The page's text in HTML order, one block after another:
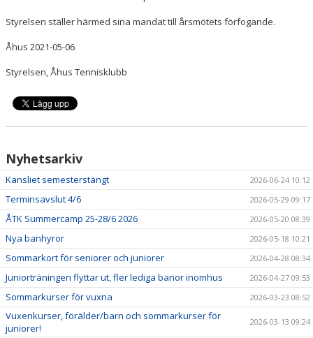
Styrelsen ställer härmed sina mandat till årsmötets förfogande.
Åhus 2021-05-06
Styrelsen, Åhus Tennisklubb
Nyhetsarkiv
Kansliet semesterstängt 2026-06-24 10:12
Terminsavslut 4/6 2026-05-29 09:17
ÅTK Summercamp 25-28/6 2026 2026-05-20 08:39
Nya banhyror 2026-05-18 10:21
Sommarkort för seniorer och juniorer 2026-04-28 08:34
Juniorträningen flyttar ut, fler lediga banor inomhus 2026-04-27 09:53
Sommarkurser för vuxna 2026-03-23 08:52
Vuxenkurser, förälder/barn och sommarkurser för
juniorer!
2026-03-13 09:24